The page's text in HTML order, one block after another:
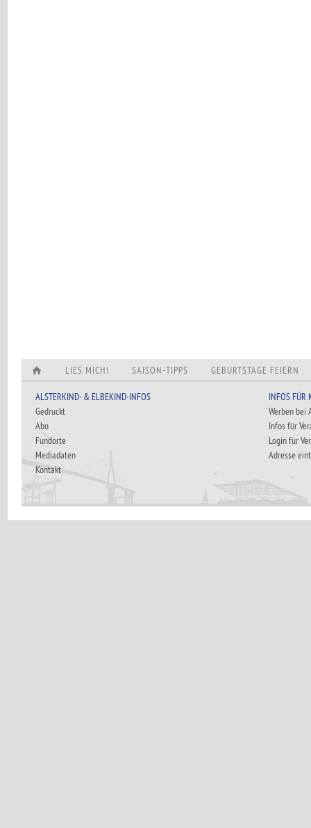
LIES MICH! SAISON-TIPPS GEBURTSTAGE FEIERN
ALSTERKIND- & ELBEKIND-INFOS
Gedruckt
Abo
Fundorte
Mediadaten
Kontakt
INFOS FÜR
Werben bei
Infos für
Login für
Adresse